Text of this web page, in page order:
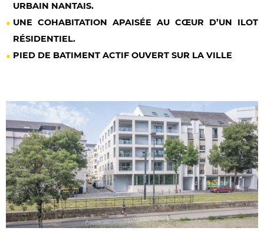
URBAIN NANTAIS.
UNE COHABITATION APAISÉE AU CŒUR D’UN ILOT
RÉSIDENTIEL.
PIED DE BATIMENT ACTIF OUVERT SUR LA VILLE